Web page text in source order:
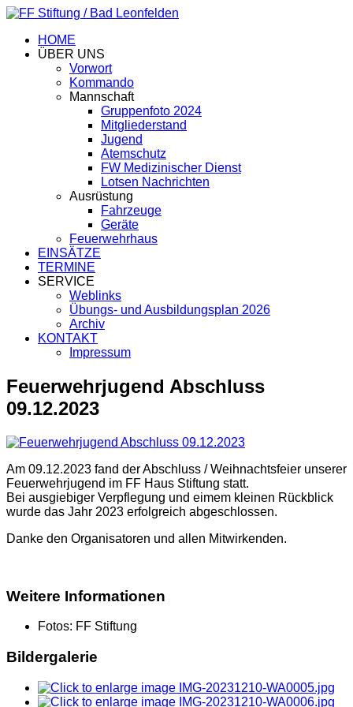
HOME
ÜBER UNS
Vorwort
Kommando
Mannschaft
Gruppenfoto 2024
Mitgliederstand
Jugend
Atemschutz
FW Medizinischer Dienst
Lotsen Nachrichten
Ausrüstung
Fahrzeuge
Geräte
Feuerwehrhaus
EINSÄTZE
TERMINE
SERVICE
Weblinks
Übungs- und Ausbildungsplan 2026
Archiv
KONTAKT
Impressum
Feuerwehrjugend Abschluss
09.12.2023
Am 09.12.2023 fand der Abschluss / Weihnachtsfeier unserer
Feuerwehrjugend im FF Haus Stiftung statt.
Bei ausgiebiger Verpflegung und eimem kleinen Rückblick
wurde das Jahr 2023 erfolgreich abgeschlossen.
Danke den Organisatoren und allen Mitwirkenden.
Weitere Informationen
Fotos: FF Stiftung
Bildergalerie